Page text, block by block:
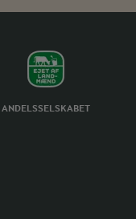
ANDELSSELSKABET